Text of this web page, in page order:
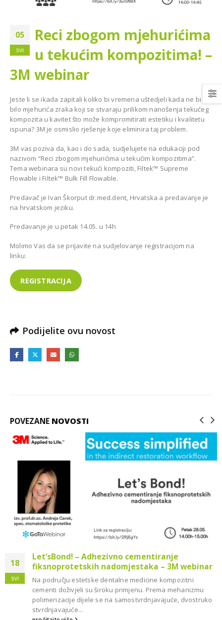
05
svi
Reci zbogom mjehurićima
u tekućim kompozitima! –
3M webinar
Jeste li se ikada zapitali koliko bi vremena uštedjeli kada ne bi
bilo mjehurića zraka koji se stvaraju prilikom nanošenja tekućeg
kompozita u kavitet što može kompromitirati estetiku i kvalitetu
ispuna? 3M je osmislio rješenje koje eliminira taj problem.
3M vas poziva da, kao i do sada, sudjelujete na edukaciji pod
nazivom “Reci zbogom mjehurićima u tekućim kompozitima”.
Tema webinara su novi tekući kompoziti, Filtek™ Supreme
Flowable i Filtek™ Bulk Fill Flowable.
Predavač je Ivan Škorput dr.med.dent, Hrvatska a predavanje je
na hrvatskom jeziku.
Predavanje je u petak 14.05. u 14h
Molimo Vas da se prijavite na sudjelovanje registracijom na
linku:
REGISTRACIJA
Podijelite ovu novost
POVEZANE NOVOSTI
18
svi
Let’sBond! – Adhezivno cementiranje
fiksnoprotetskih nadomjestaka – 3M webinar
Na području estetske dentalne medicine kompozitni
cementi doživjeli su široku primjenu. Prema mehanizmu
polimerizacije dijele se na samostvrdnjavajuće, dvostruko
stvrdnjavajuće...
za Dom
Combi Pro za
ordinaciju
u Kiseljaku
8100 2D za stomatološku
ambulantu Dr. Munira
DOBOJ